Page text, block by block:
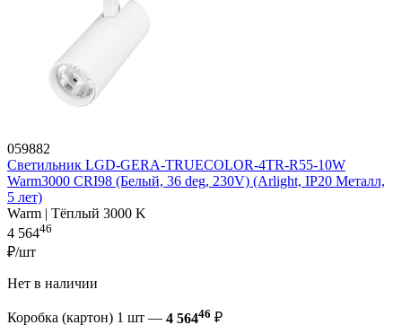
059882
Светильник LGD-GERA-TRUECOLOR-4TR-R55-10W
Warm3000 CRI98 (Белый, 36 deg, 230V) (Arlight, IP20 Металл,
5 лет)
Warm | Тёплый 3000 K
4 56446
₽/шт
Нет в наличии
Коробка (картон) 1 шт — 4 56446 ₽